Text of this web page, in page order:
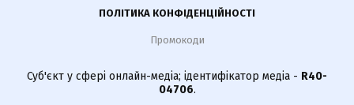
ПОЛІТИКА КОНФІДЕНЦІЙНОСТІ
Промокоди
Суб'єкт у сфері онлайн-медіа; ідентифікатор медіа - R40-
04706.